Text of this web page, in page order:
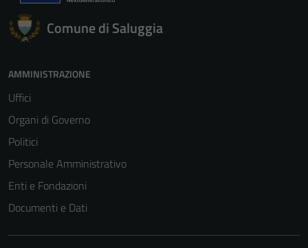
Comune di Saluggia
AMMINISTRAZIONE
Uffici
Organi di Governo
Politici
Personale Amministrativo
Enti e Fondazioni
Documenti e Dati